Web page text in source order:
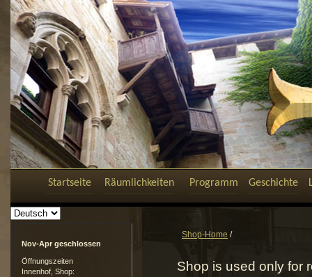
Startseite Räumlichkeiten Programm Geschichte
Nov-Apr geschlossen
Öffnungszeiten
Innenhof, Shop:
Shop-Home /
Shop is used only for